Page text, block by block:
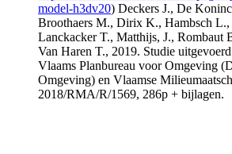
model-h3dv20) Deckers J., De
Broothaers M., Dirix K., Hambsch
Lanckacker T., Matthijs, J., Rombaut
Van Haren T., 2019. Studie
Vlaams Planbureau voor Omgeving
Omgeving) en Vlaamse
2018/RMA/R/1569, 286p + bijlagen.